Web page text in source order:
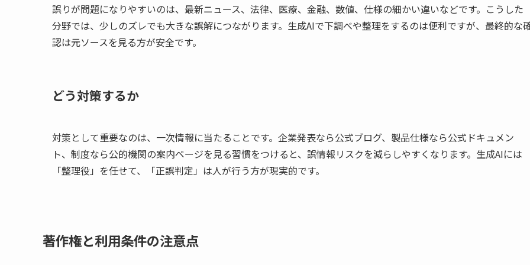
誤りが問題になりやすいのは、最新ニュース、法律、医療、金融、数値、仕様の細かい違いなどです。こうした
分野では、少しのズレでも大きな誤解につながります。生成AIで下調べや整理をするのは便利ですが、最終的な
認は元ソースを見る方が安全です。
どう対策するか
対策として重要なのは、一次情報に当たることです。企業発表なら公式ブログ、製品仕様なら公式ドキュメン
ト、制度なら公的機関の案内ページを見る習慣をつけると、誤情報リスクを減らしやすくなります。生成AIには
「整理役」を任せて、「正誤判定」は人が行う方が現実的です。
著作権と利用条件の注意点